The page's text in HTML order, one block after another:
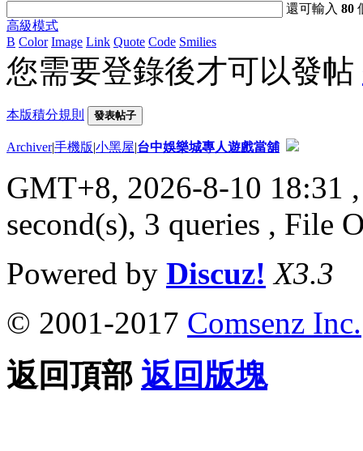
還可輸入80
高級模式
B Color Image Link Quote Code Smilies
您需要登錄後才可以發帖
本版積分規則 發表帖子
Archiver|手機版|小黑屋|台中娛樂城專人遊戲當舖
GMT+8, 2026-8-10 18:31
second(s), 3 queries , File
Powered by Discuz! X3.3
© 2001-2017 Comsenz Inc.
返回頂部 返回版塊